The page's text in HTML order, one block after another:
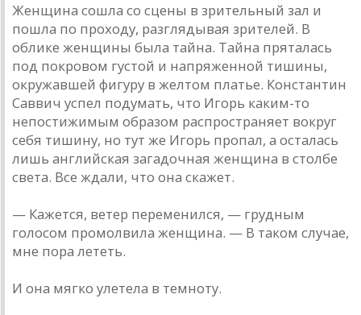
Женщина сошла со сцены в зрительный зал и
пошла по проходу, разглядывая зрителей. В
облике женщины была тайна. Тайна пряталась
под покровом густой и напряженной тишины,
окружавшей фигуру в желтом платье. Константин
Саввич успел подумать, что Игорь каким-то
непостижимым образом распространяет вокруг
себя тишину, но тут же Игорь пропал, а осталась
лишь английская загадочная женщина в столбе
света. Все ждали, что она скажет.
— Кажется, ветер переменился, — грудным
голосом промолвила женщина. — В таком случае,
мне пора лететь.
И она мягко улетела в темноту.